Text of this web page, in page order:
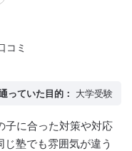
コミ
っていた目的： 大学受験
子に合った対策や対応
塾でも雰囲気が違う